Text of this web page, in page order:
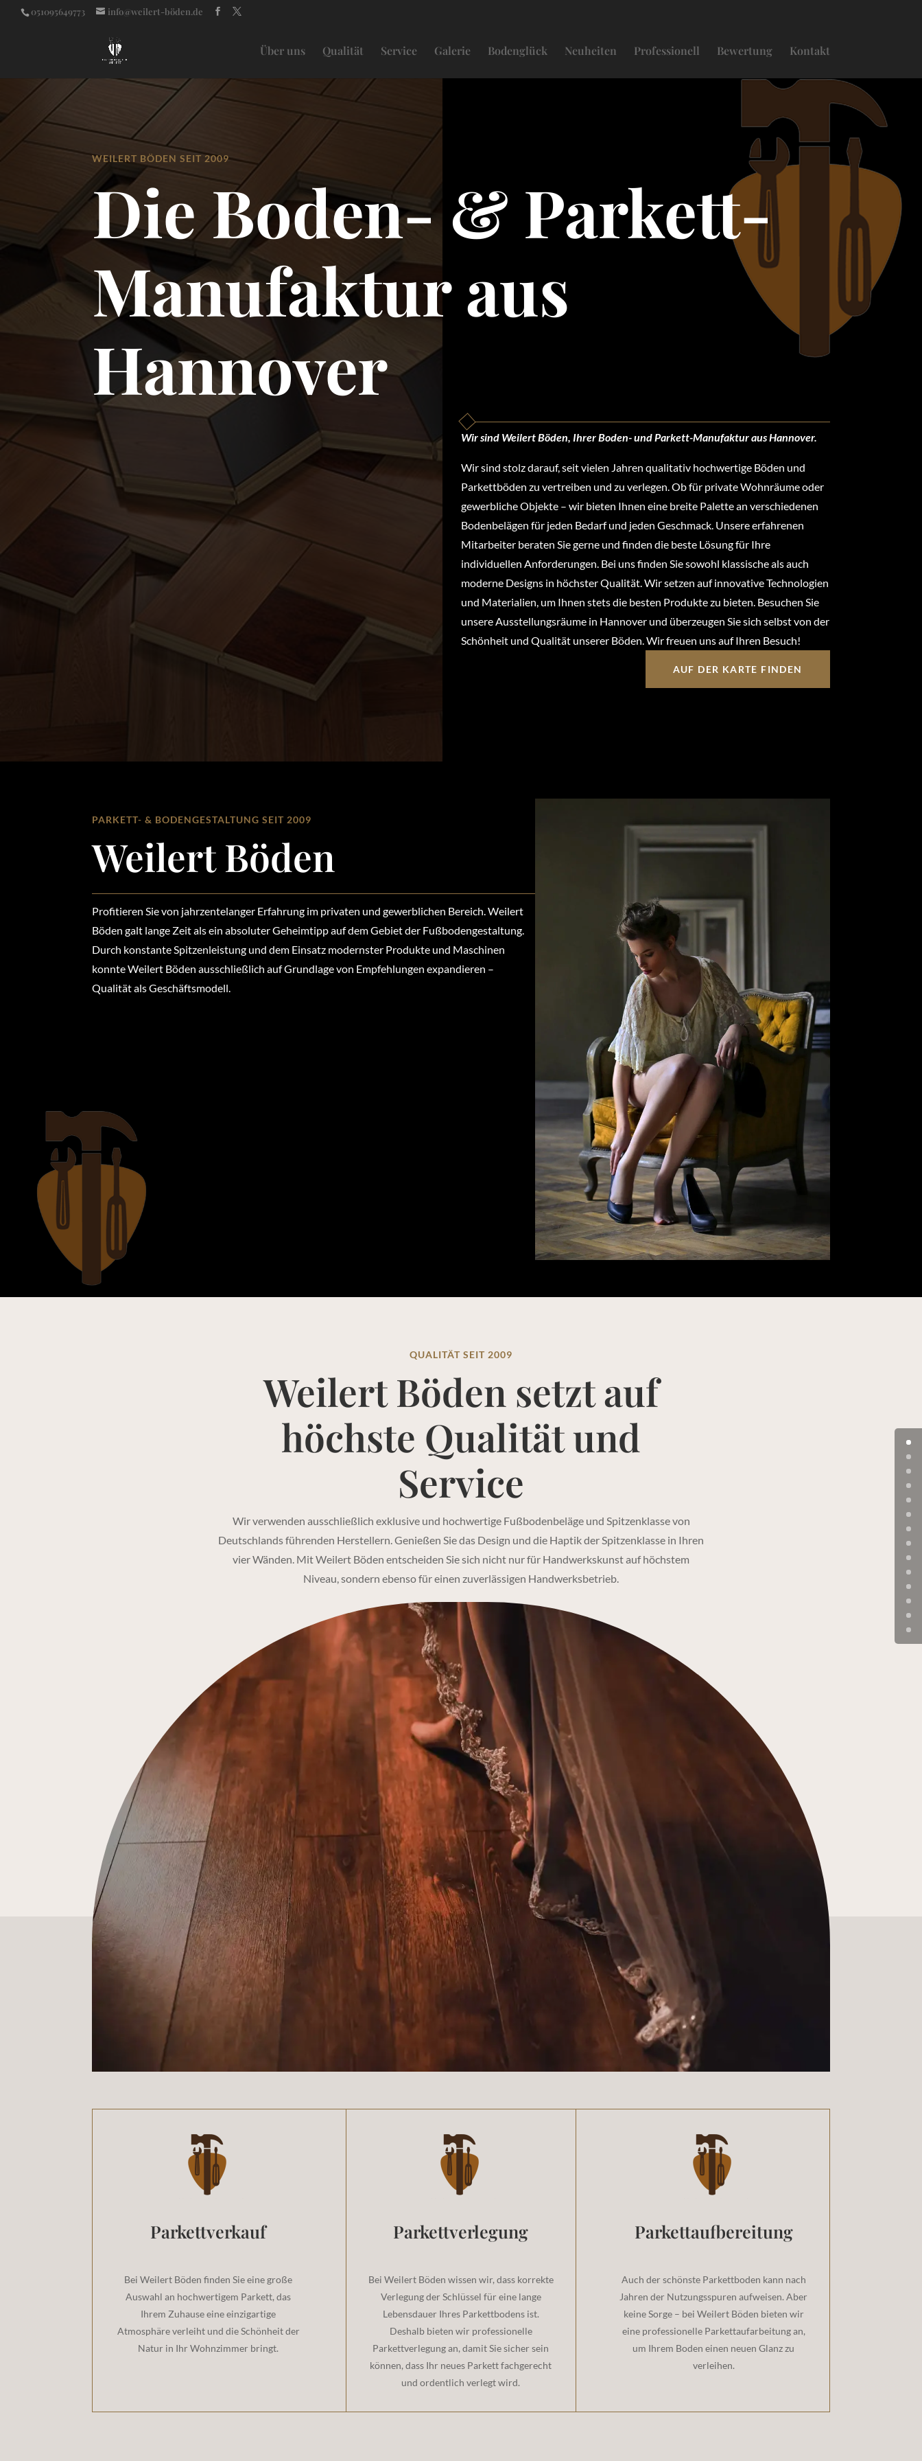
051095649773 info@weilert-böden.de
Über uns Qualität Service Galerie Bodenglück Neuheiten Professionell Bewertung Kontakt
WEILERT BÖDEN SEIT 2009
Die Boden- & Parkett-
Manufaktur aus
Hannover
Wir sind Weilert Böden, Ihrer Boden- und Parkett-Manufaktur aus Hannover.
Wir sind stolz darauf, seit vielen Jahren qualitativ hochwertige Böden und
Parkettböden zu vertreiben und zu verlegen. Ob für private Wohnräume oder
gewerbliche Objekte – wir bieten Ihnen eine breite Palette an verschiedenen
Bodenbelägen für jeden Bedarf und jeden Geschmack. Unsere erfahrenen
Mitarbeiter beraten Sie gerne und finden die beste Lösung für Ihre
individuellen Anforderungen. Bei uns finden Sie sowohl klassische als auch
moderne Designs in höchster Qualität. Wir setzen auf innovative Technologien
und Materialien, um Ihnen stets die besten Produkte zu bieten. Besuchen Sie
unsere Ausstellungsräume in Hannover und überzeugen Sie sich selbst von der
Schönheit und Qualität unserer Böden. Wir freuen uns auf Ihren Besuch!
AUF DER KARTE FINDEN
PARKETT- & BODENGESTALTUNG SEIT 2009
Weilert Böden
Profitieren Sie von jahrzentelanger Erfahrung im privaten und gewerblichen Bereich. Weilert
Böden galt lange Zeit als ein absoluter Geheimtipp auf dem Gebiet der Fußbodengestaltung.
Durch konstante Spitzenleistung und dem Einsatz modernster Produkte und Maschinen
konnte Weilert Böden ausschließlich auf Grundlage von Empfehlungen expandieren –
Qualität als Geschäftsmodell.
QUALITÄT SEIT 2009
Weilert Böden setzt auf
höchste Qualität und
Service
Wir verwenden ausschließlich exklusive und hochwertige Fußbodenbeläge und Spitzenklasse von
Deutschlands führenden Herstellern. Genießen Sie das Design und die Haptik der Spitzenklasse in Ihren
vier Wänden. Mit Weilert Böden entscheiden Sie sich nicht nur für Handwerkskunst auf höchstem
Niveau, sondern ebenso für einen zuverlässigen Handwerksbetrieb.
Parkettverkauf
Bei Weilert Böden finden Sie eine große
Auswahl an hochwertigem Parkett, das
Ihrem Zuhause eine einzigartige
Atmosphäre verleiht und die Schönheit der
Natur in Ihr Wohnzimmer bringt.
Parkettverlegung
Bei Weilert Böden wissen wir, dass korrekte
Verlegung der Schlüssel für eine lange
Lebensdauer Ihres Parkettbodens ist.
Deshalb bieten wir professionelle
Parkettverlegung an, damit Sie sicher sein
können, dass Ihr neues Parkett fachgerecht
und ordentlich verlegt wird.
Parkettaufbereitung
Auch der schönste Parkettboden kann nach
Jahren der Nutzungsspuren aufweisen. Aber
keine Sorge – bei Weilert Böden bieten wir
eine professionelle Parkettaufarbeitung an,
um Ihrem Boden einen neuen Glanz zu
verleihen.